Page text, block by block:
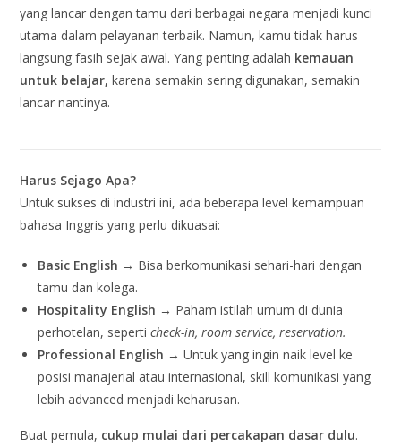
yang lancar dengan tamu dari berbagai negara menjadi kunci
utama dalam pelayanan terbaik. Namun, kamu tidak harus
langsung fasih sejak awal. Yang penting adalah kemauan
untuk belajar, karena semakin sering digunakan, semakin
lancar nantinya.
Harus Sejago Apa?
Untuk sukses di industri ini, ada beberapa level kemampuan
bahasa Inggris yang perlu dikuasai:
Basic English → Bisa berkomunikasi sehari-hari dengan
tamu dan kolega.
Hospitality English → Paham istilah umum di dunia
perhotelan, seperticheck-in, room service, reservation.
Professional English → Untuk yang ingin naik level ke
posisi manajerial atau internasional, skill komunikasi yang
lebih advanced menjadi keharusan.
Buat pemula, cukup mulai dari percakapan dasar dulu.